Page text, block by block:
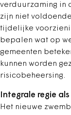
verduurzaming in
zijn niet
tijdelijke
bepalen wat op
gemeenten
kunnen worden
risicobeheersing.
Integrale regie
Het nieuwe